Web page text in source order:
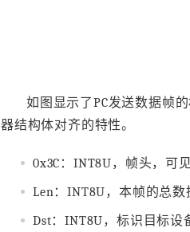
如图显示了PC发送数据帧
器结构体对齐的特性。
0x3C：INT8U，帧头，可
Len：INT8U，本帧的总
Dst：INT8U，标识目标设